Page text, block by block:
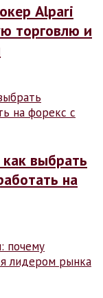
Alpari
торговлю и
выбрать
на